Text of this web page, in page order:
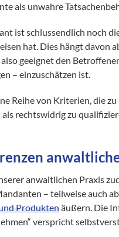
als unwahre
ist schlussendlich noch
hat. Dies hängt davon
also geeignet den
– einzuschätzen ist.
Reihe von Kriterien, die
als rechtswidrig zu
anwaltlichen Praxis
– teilweise auch
Produkten äußern. Die
verspricht